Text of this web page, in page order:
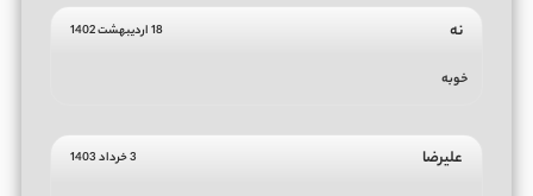
نه 18 اردیبهشت 1402
خوبه
علیرضا 3 خرداد 1403